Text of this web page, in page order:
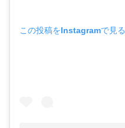
この投稿をInstagramで見る